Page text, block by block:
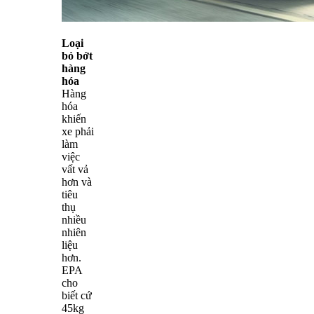
Loại
bỏ bớt
hàng
hóa
Hàng
hóa
khiến
xe phải
làm
việc
vất vả
hơn và
tiêu
thụ
nhiều
nhiên
liệu
hơn.
EPA
cho
biết cứ
45kg